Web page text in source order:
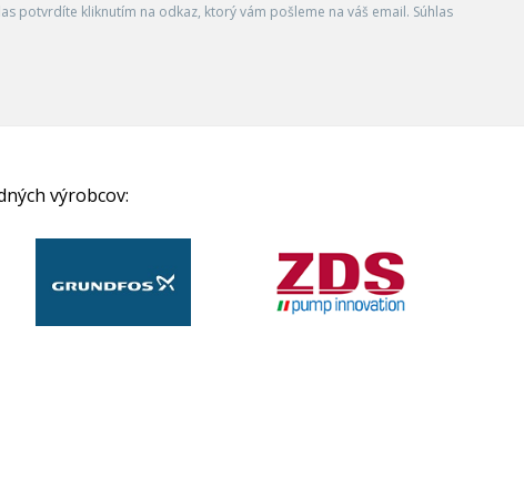
potvrdíte kliknutím na odkaz, ktorý vám pošleme na váš email. Súhlas
výrobcov: